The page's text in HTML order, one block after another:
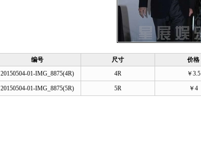
编号 尺寸 价格
20150504-01-IMG_8875(4R)
4R ￥3.5
20150504-01-IMG_8875(5R) 5R ￥4